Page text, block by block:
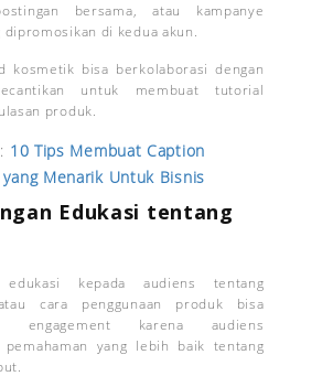
bersama, atau kampanye
dipromosikan di kedua akun.
kosmetik bisa berkolaborasi dengan
untuk membuat tutorial
produk.
10 Tips Membuat Caption
Menarik Untuk Bisnis
Edukasi tentang
edukasi kepada audiens tentang
cara penggunaan produk bisa
engagement karena audiens
pemahaman yang lebih baik tentang